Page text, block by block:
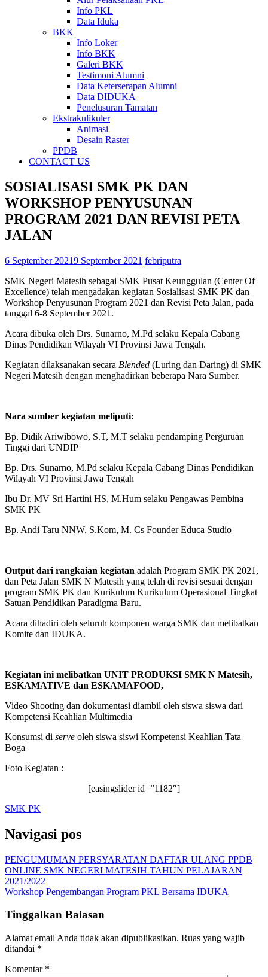
Info PKL
Data Iduka
BKK
Info Loker
Info BKK
Galeri BKK
Testimoni Alumni
Data Keterserapan Alumni
Data DIDUKA
Penelusuran Tamatan
Ekstrakulikuler
Animasi
Desain Raster
PPDB
CONTACT US
SOSIALISASI SMK PK DAN
WORKSHOP PENYUSUNAN
PROGRAM 2021 DAN REVISI PETA
JALAN
6 September 20219 September 2021 febriputra
SMK Negeri Matesih sebagai SMK Pusat Keunggulan (Center Of
Excellence) telah mengadakan kegiatan Sosialisasi SMK PK dan
Workshop Penyusunan Program 2021 dan Revisi Peta Jalan, pada
tanggal 6-8 September 2021.
Acara dibuka oleh Drs. Sunarno, M.Pd selaku Kepala Cabang
Dinas Pendidikan Wilayah VI Provinsi Jawa Tengah.
Kegiatan dilaksanakan secara Blended (Luring dan Daring) di SMK
Negeri Matesih dengan menghadirkan beberapa Nara Sumber.
Nara sumber kegiatan meliputi:
Bp. Didik Ariwibowo, S.T, M.T selaku pendamping Perguruan
Tinggi dari UNDIP
Bp. Drs. Sunarno, M.Pd selaku Kepala Cabang Dinas Pendidikan
Wilayah VI Provinsi Jawa Tengah
Ibu Dr. MV Sri Hartini HS, M.Hum selaku Pengawas Pembina
SMK PK
Bp. Andi Taru NNW, S.Kom, M. Cs Founder Educa Studio
Output dari rangkaian kegiatan adalah Program SMK PK 2021,
dan Peta Jalan SMK N Matesih yang telah di revisi sesuai dengan
program SMK PK dan Kurikulum Kurikulum Operasional Tingkat
Satuan Pendidikan Paradigma Baru.
Acara dihadiri oleh seluruh komponen warga SMK dan melibatkan
Komite dan IDUKA.
Kegiatan ini melibatkan UNIT PRODUKSI SMK N Matesih,
ESKAMATIVE dan ESKAMAFOOD,
Video Shooting dan dokumentasi diambil oleh siswa siswa dari
Kompetensi Keahlian Multimedia
Konsumsi di serve oleh siswa siswi Kompetensi Keahlian Tata
Boga
Foto Kegiatan :
[easingslider id=”1182″]
SMK PK
Navigasi pos
PENGUMUMAN PERSYARATAN DAFTAR ULANG PPDB
ONLINE SMK NEGERI MATESIH TAHUN PELAJARAN
2021/2022
Workshop Pengembangan Program PKL Bersama IDUKA
Tinggalkan Balasan
Alamat email Anda tidak akan dipublikasikan. Ruas yang wajib
ditandai *
Komentar *